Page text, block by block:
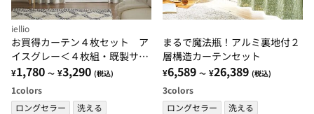
iellio
お買得カーテン４枚セット ア
イスグレー＜４枚組・既製サイ
ズ・洗える・無地・コスパ・新
生活・一人暮らし・引っ越し・
模様替え＞
¥1,780 ～ ¥3,290 (税込)
1colors
ロングセラー
洗える
まるで魔法瓶！アルミ裏地付２
層構造カーテンセット
¥6,589 ～ ¥26,389 (税込)
3colors
ロングセラー
洗える